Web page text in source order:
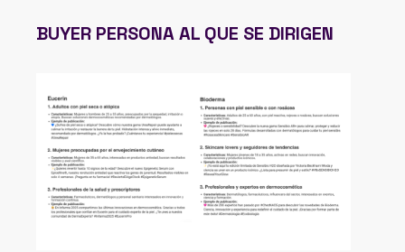
BUYER PERSONA AL QUE SE DIRIGEN